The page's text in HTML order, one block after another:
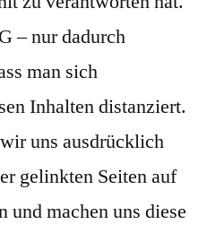
– nur dadurch
man sich
Inhalten distanziert.
uns ausdrücklich
gelinkten Seiten auf
und machen uns diese